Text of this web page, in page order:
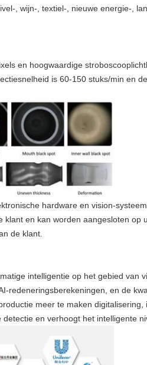
, wijn-, textiel-, nieuwe energie-,
en hoogwaardige
is 60-150 stuks/min en
hardware en vision-
en kan worden aangesloten op
de klant.
intelligentie op het gebied van
redeneringsberekeningen, en de
meer te maken digitalisering,
en verhoogt het intelligente